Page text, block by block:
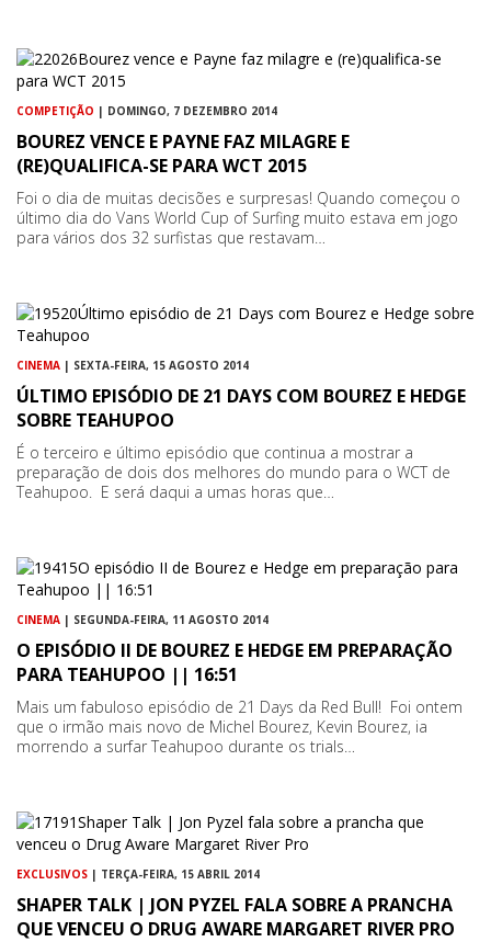
COMPETIÇÃO | DOMINGO, 7 DEZEMBRO 2014
BOUREZ VENCE E PAYNE FAZ MILAGRE E
(RE)QUALIFICA-SE PARA WCT 2015
Foi o dia de muitas decisões e surpresas! Quando começou o
último dia do Vans World Cup of Surfing muito estava em jogo
para vários dos 32 surfistas que restavam…
CINEMA | SEXTA-FEIRA, 15 AGOSTO 2014
ÚLTIMO EPISÓDIO DE 21 DAYS COM BOUREZ E HEDGE
SOBRE TEAHUPOO
É o terceiro e último episódio que continua a mostrar a
preparação de dois dos melhores do mundo para o WCT de
Teahupoo. E será daqui a umas horas que…
CINEMA | SEGUNDA-FEIRA, 11 AGOSTO 2014
O EPISÓDIO II DE BOUREZ E HEDGE EM PREPARAÇÃO
PARA TEAHUPOO || 16:51
Mais um fabuloso episódio de 21 Days da Red Bull! Foi ontem
que o irmão mais novo de Michel Bourez, Kevin Bourez, ia
morrendo a surfar Teahupoo durante os trials…
EXCLUSIVOS | TERÇA-FEIRA, 15 ABRIL 2014
SHAPER TALK | JON PYZEL FALA SOBRE A PRANCHA
QUE VENCEU O DRUG AWARE MARGARET RIVER PRO